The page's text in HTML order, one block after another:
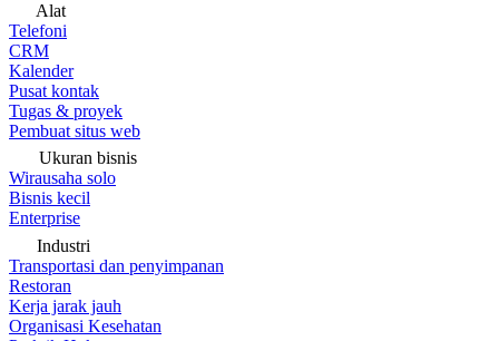
Alat
Telefoni
CRM
Kalender
Pusat kontak
Tugas & proyek
Pembuat situs web
Ukuran bisnis
Wirausaha solo
Bisnis kecil
Enterprise
Industri
Transportasi dan penyimpanan
Restoran
Kerja jarak jauh
Organisasi Kesehatan